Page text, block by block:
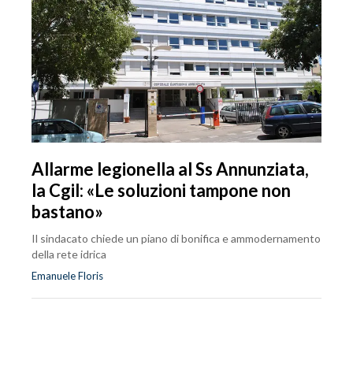
Allarme legionella al Ss Annunziata,
la Cgil: «Le soluzioni tampone non
bastano»
Il sindacato chiede un piano di bonifica e ammodernamento
della rete idrica
Emanuele Floris